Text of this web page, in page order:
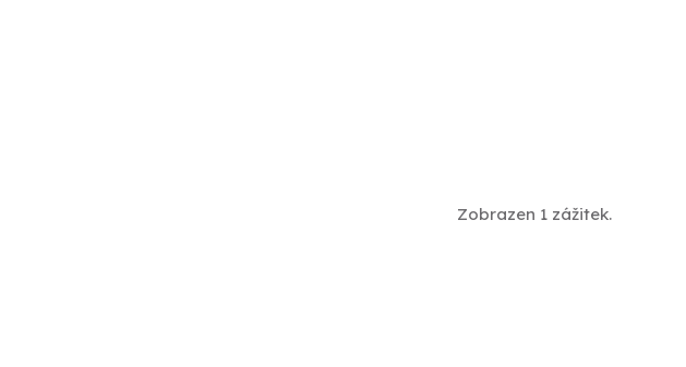
Zobrazen 1 zážitek.